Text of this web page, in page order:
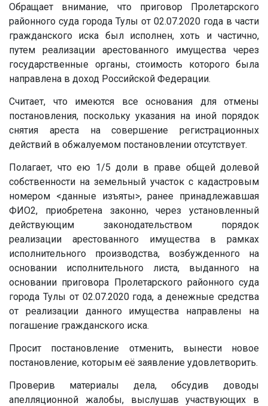
Обращает внимание, что приговор Пролетарского
районного суда города Тулы от 02.07.2020 года в части
гражданского иска был исполнен, хоть и частично,
путем реализации арестованного имущества через
государственные органы, стоимость которого была
направлена в доход Российской Федерации.
Считает, что имеются все основания для отмены
постановления, поскольку указания на иной порядок
снятия ареста на совершение регистрационных
действий в обжалуемом постановлении отсутствует.
Полагает, что ею 1/5 доли в праве общей долевой
собственности на земельный участок с кадастровым
номером <данные изъяты>, ранее принадлежавшая
ФИО2, приобретена законно, через установленный
действующим законодательством порядок
реализации арестованного имущества в рамках
исполнительного производства, возбужденного на
основании исполнительного листа, выданного на
основании приговора Пролетарского районного суда
города Тулы от 02.07.2020 года, а денежные средства
от реализации данного имущества направлены на
погашение гражданского иска.
Просит постановление отменить, вынести новое
постановление, которым её заявление удовлетворить.
Проверив материалы дела, обсудив доводы
апелляционной жалобы, выслушав участвующих в